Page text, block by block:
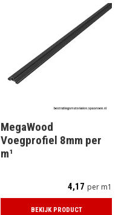
MegaWood
Voegprofiel 8mm per
m¹
4,17 per m1
BEKIJK PRODUCT